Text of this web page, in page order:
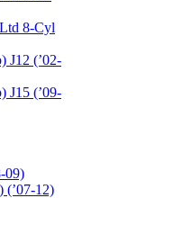
8-Cyl
J12 (’02-
J15 (’09-
09)
(’07-12)